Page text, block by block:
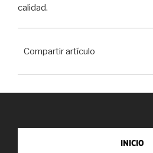
calidad.
Compartir artículo
INICIO